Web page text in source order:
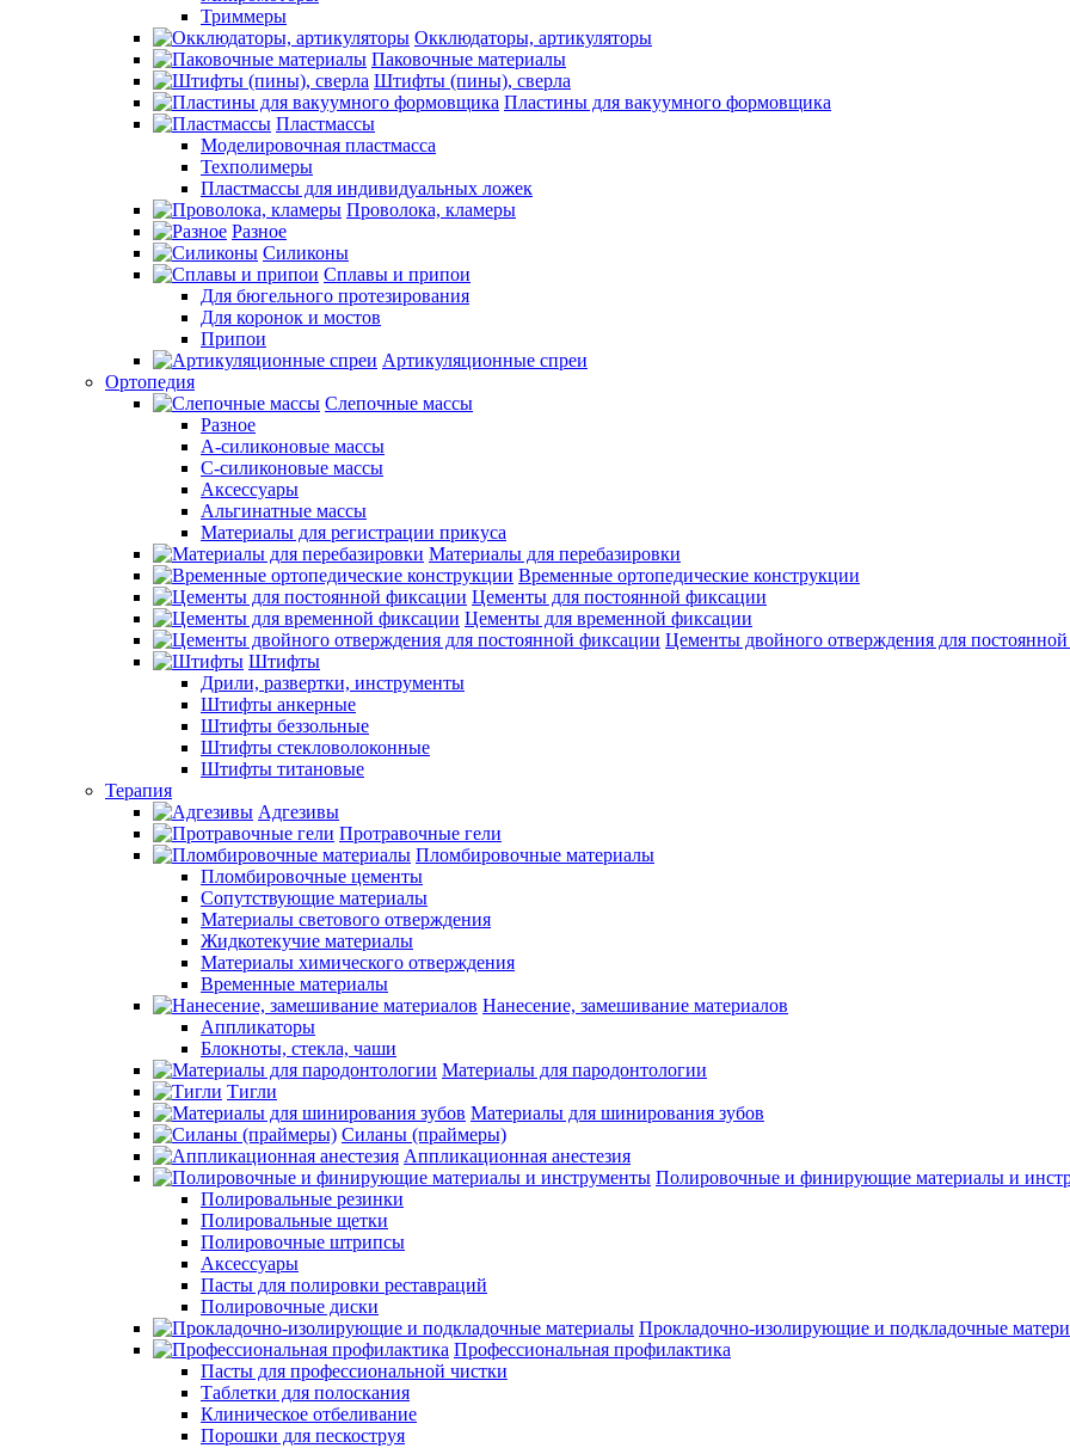
Триммеры
Окклюдаторы, артикуляторы
Паковочные материалы
Штифты (пины), сверла
Пластины для вакуумного формовщика
Пластмассы
Моделировочная пластмасса
Техполимеры
Пластмассы для индивидуальных ложек
Проволока, кламеры
Разное
Силиконы
Сплавы и припои
Для бюгельного протезирования
Для коронок и мостов
Припои
Артикуляционные спреи
Ортопедия
Слепочные массы
Разное
А-силиконовые массы
С-силиконовые массы
Аксессуары
Альгинатные массы
Материалы для регистрации прикуса
Материалы для перебазировки
Временные ортопедические конструкции
Цементы для постоянной фиксации
Цементы для временной фиксации
Цементы двойного отверждения для
Штифты
Дрили, развертки, инструменты
Штифты анкерные
Штифты беззольные
Штифты стекловолоконные
Штифты титановые
Терапия
Адгезивы
Протравочные гели
Пломбировочные материалы
Пломбировочные цементы
Сопутствующие материалы
Материалы светового отверждения
Жидкотекучие материалы
Материалы химического отверждения
Временные материалы
Нанесение, замешивание материалов
Аппликаторы
Блокноты, стекла, чаши
Материалы для пародонтологии
Тигли
Материалы для шинирования зубов
Силаны (праймеры)
Аппликационная анестезия
Полировочные и финирующие материалы и
Полировальные резинки
Полировальные щетки
Полировочные штрипсы
Аксессуары
Пасты для полировки реставраций
Полировочные диски
Прокладочно-изолирующие и подкладочные
Профессиональная профилактика
Пасты для профессиональной чистки
Таблетки для полоскания
Клиническое отбеливание
Порошки для пескоструя